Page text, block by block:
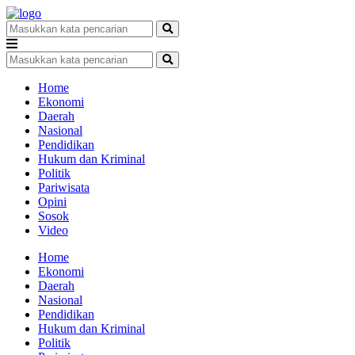
Home
Ekonomi
Daerah
Nasional
Pendidikan
Hukum dan Kriminal
Politik
Pariwisata
Opini
Sosok
Video
Home
Ekonomi
Daerah
Nasional
Pendidikan
Hukum dan Kriminal
Politik